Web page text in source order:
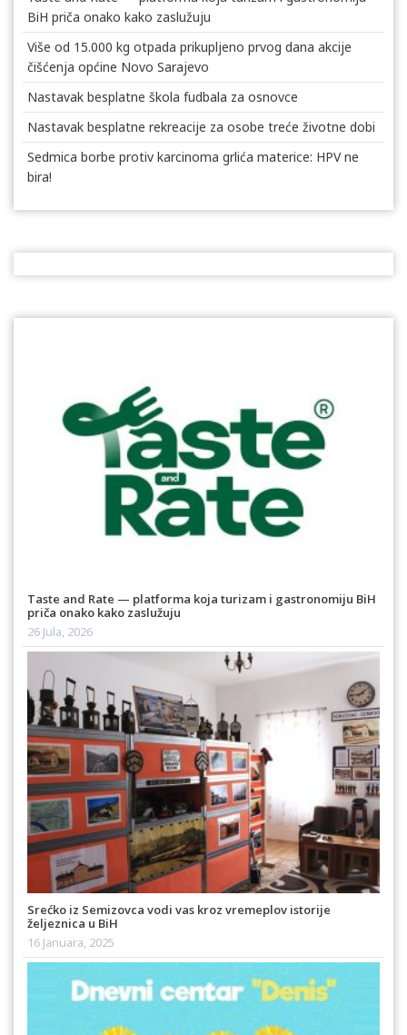
BiH priča onako kako zaslužuju
Više od 15.000 kg otpada prikupljeno prvog dana akcije
čišćenja općine Novo Sarajevo
Nastavak besplatne škola fudbala za osnovce
Nastavak besplatne rekreacije za osobe treće životne dobi
Sedmica borbe protiv karcinoma grlića materice: HPV ne
bira!
Taste and Rate — platforma koja turizam i gastronomiju BiH
priča onako kako zaslužuju
26 Jula, 2026
Srećko iz Semizovca vodi vas kroz vremeplov istorije
željeznica u BiH
16 Januara, 2025